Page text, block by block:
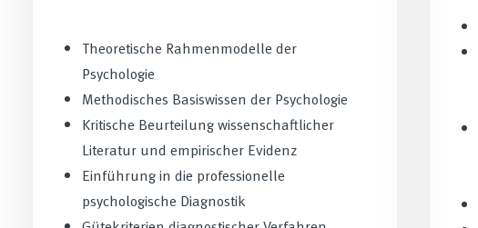
Theoretische Rahmenmodelle der
Psychologie
Methodisches Basiswissen der Psychologie
Kritische Beurteilung wissenschaftlicher
Literatur und empirischer Evidenz
Einführung in die professionelle
psychologische Diagnostik